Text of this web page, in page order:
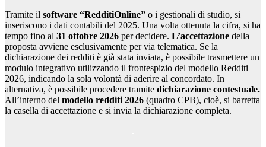
Tramite il software “RedditiOnline” o i gestionali di studio, si
inseriscono i dati contabili del 2025. Una volta ottenuta la cifra, si ha
tempo fino al 31 ottobre 2026 per decidere. L’accettazione della
proposta avviene esclusivamente per via telematica. Se la
dichiarazione dei redditi è già stata inviata, è possibile trasmettere un
modulo integrativo utilizzando il frontespizio del modello Redditi
2026, indicando la sola volontà di aderire al concordato. In
alternativa, è possibile procedere tramite dichiarazione contestuale.
All’interno del modello redditi 2026 (quadro CPB), cioè, si barretta
la casella di accettazione e si invia la dichiarazione completa.